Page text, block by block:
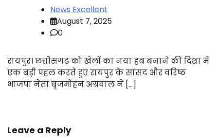
News Excellent
August 7, 2025
0
रायपुर। छत्तीसगढ़ को खेलों का नया हब बनाने की दिशा में
एक बड़ी पहल करते हुए रायपुर के सांसद और वरिष्ठ
भाजपा नेता बृजमोहन अग्रवाल ने […]
Leave a Reply